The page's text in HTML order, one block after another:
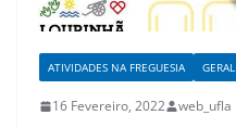
ATIVIDADES NA FREGUESIA GERAL
16 Fevereiro, 2022 web_ufla